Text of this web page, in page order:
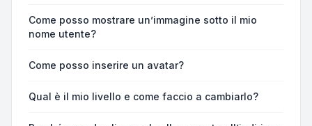
Come posso mostrare un’immagine sotto il mio
nome utente?
Come posso inserire un avatar?
Qual è il mio livello e come faccio a cambiarlo?